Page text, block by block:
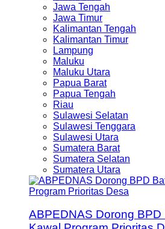
Jawa Tengah
Jawa Timur
Kalimantan Tengah
Kalimantan Timur
Lampung
Maluku
Maluku Utara
Papua Barat
Papua Tengah
Riau
Sulawesi Selatan
Sulawesi Tenggara
Sulawesi Utara
Sumatera Barat
Sumatera Selatan
Sumatera Utara
ABPEDNAS Dorong BPD